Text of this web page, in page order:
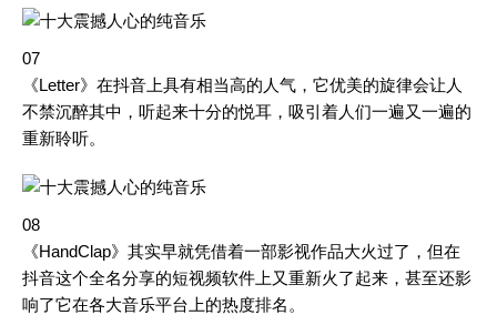
07
《Letter》在抖音上具有相当高的人气，它优美的旋律会让人
不禁沉醉其中，听起来十分的悦耳，吸引着人们一遍又一遍的
重新聆听。
08
《HandClap》其实早就凭借着一部影视作品大火过了，但在
抖音这个全名分享的短视频软件上又重新火了起来，甚至还影
响了它在各大音乐平台上的热度排名。